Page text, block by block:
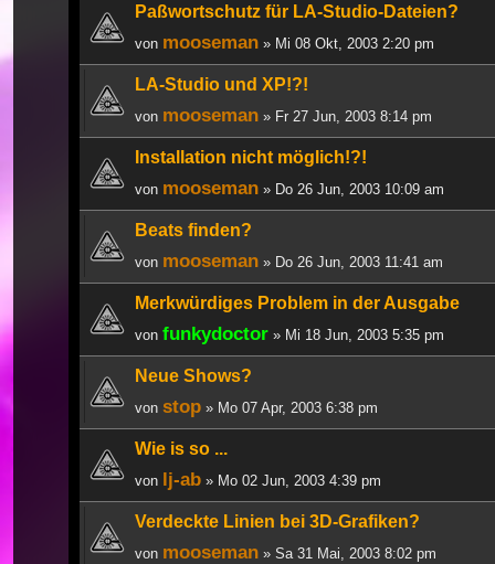
Paßwortschutz für LA-Studio-Dateien?
von mooseman » Mi 08 Okt, 2003 2:20 pm
LA-Studio und XP!?!
von mooseman » Fr 27 Jun, 2003 8:14 pm
Installation nicht möglich!?!
von mooseman » Do 26 Jun, 2003 10:09 am
Beats finden?
von mooseman » Do 26 Jun, 2003 11:41 am
Merkwürdiges Problem in der Ausgabe
von funkydoctor » Mi 18 Jun, 2003 5:35 pm
Neue Shows?
von stop » Mo 07 Apr, 2003 6:38 pm
Wie is so ...
von lj-ab » Mo 02 Jun, 2003 4:39 pm
Verdeckte Linien bei 3D-Grafiken?
von mooseman » Sa 31 Mai, 2003 8:02 pm